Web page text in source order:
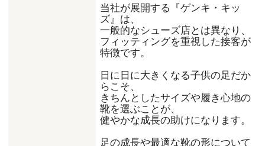
当社が展開する『ゲンキ・キッ
ズ』は、
一般的なシューズ店とは異なり、
フィッティングを重視した接客が
特徴です。
日に日に大きくなる子供の足だか
らこそ、
きちんとしたサイズや履き心地の
靴を選ぶことが、
健やかな成長の助けになります。
足の成長や最適な靴の形について